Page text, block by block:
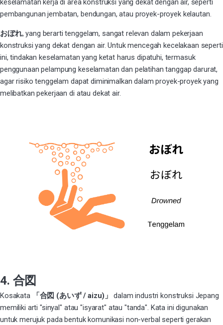
keselamatan kerja di area konstruksi yang dekat dengan air, seperti
pembangunan jembatan, bendungan, atau proyek-proyek kelautan.
おぼれ, yang berarti tenggelam, sangat relevan dalam pekerjaan
konstruksi yang dekat dengan air. Untuk mencegah kecelakaan seperti
ini, tindakan keselamatan yang ketat harus dipatuhi, termasuk
penggunaan pelampung keselamatan dan pelatihan tanggap darurat,
agar risiko tenggelam dapat diminimalkan dalam proyek-proyek yang
melibatkan pekerjaan di atau dekat air.
4. 合図
Kosakata 「合図 (あいず / aizu)」
dalam industri konstruksi Jepang
memiliki arti "sinyal" atau "isyarat" atau "tanda". Kata ini digunakan
untuk merujuk pada bentuk komunikasi non-verbal seperti gerakan